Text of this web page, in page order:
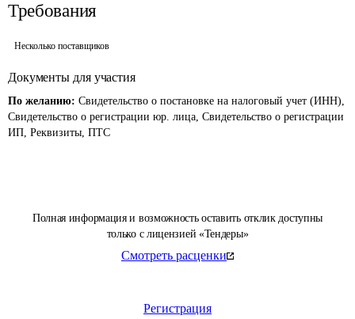
Полная информация и возможность оставить отклик доступны
только с лицензией «Тендеры»
Смотреть расценки
Регистрация
Требования
Несколько поставщиков
Документы для участия
По желанию: Свидетельство о постановке на налоговый учет (ИНН),
Свидетельство о регистрации юр. лица, Свидетельство о регистрации
ИП, Реквизиты, ПТС